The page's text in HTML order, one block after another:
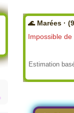
🌊 Marées ·
Impossible
Estimation